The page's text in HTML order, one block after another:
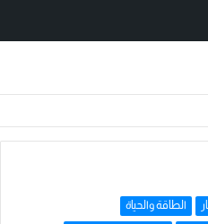
الطاقة والحياة